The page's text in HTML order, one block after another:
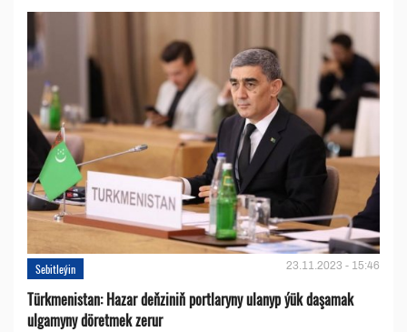
Sebitleýin 23.11.2023 - 15:46
Türkmenistan: Hazar deňziniň portlaryny ulanyp ýük daşamak
ulgamyny döretmek zerur